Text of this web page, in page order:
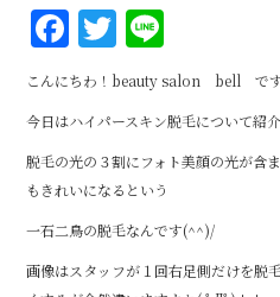
F
a
c
e
b
o
o
T
w
it
te
r
n
e
こんにちわ！beauty salon bell で
今日はハイパースキン脱毛について紹
脱毛の光の３割にフォト美顔の光が含
もきれいになるという
一石二鳥の脱毛なんです(^^)/
画像はスタッフが１回右足側だけを脱